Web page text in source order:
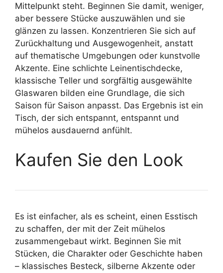
Mittelpunkt steht. Beginnen Sie damit, weniger,
aber bessere Stücke auszuwählen und sie
glänzen zu lassen. Konzentrieren Sie sich auf
Zurückhaltung und Ausgewogenheit, anstatt
auf thematische Umgebungen oder kunstvolle
Akzente. Eine schlichte Leinentischdecke,
klassische Teller und sorgfältig ausgewählte
Glaswaren bilden eine Grundlage, die sich
Saison für Saison anpasst. Das Ergebnis ist ein
Tisch, der sich entspannt, entspannt und
mühelos ausdauernd anfühlt.
Kaufen Sie den Look
Es ist einfacher, als es scheint, einen Esstisch
zu schaffen, der mit der Zeit mühelos
zusammengebaut wirkt. Beginnen Sie mit
Stücken, die Charakter oder Geschichte haben
– klassisches Besteck, silberne Akzente oder